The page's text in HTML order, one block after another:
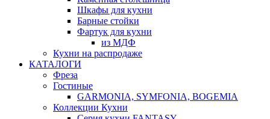
Шкафы для кухни
Барные стойки
Фартук для кухни
из МДФ
Кухни на распродаже
КАТАЛОГИ
Фреза
Гостиные
GARMONIA, SYMFONIA, BOGEMIA
Коллекции Кухни